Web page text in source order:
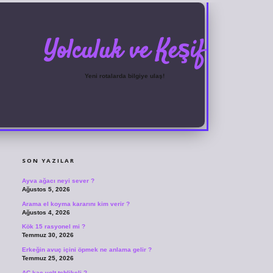
Yolculuk ve Keşif
Yeni rotalarda bilgiye ulaş!
SIDEBAR
SON YAZILAR
Ayva ağacı neyi sever ?
Ağustos 5, 2026
Arama el koyma kararını kim verir ?
Ağustos 4, 2026
Kök 15 rasyonel mi ?
Temmuz 30, 2026
Erkeğin avuç içini öpmek ne anlama gelir ?
Temmuz 25, 2026
grandoperabetilbetgir.netbetexper girişbetexper yeni giriş